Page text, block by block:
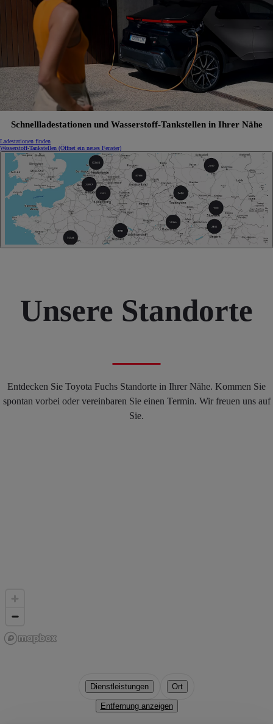
Schnellladestationen und Wasserstoff-Tankstellen in Ihrer Nähe
Ladestationen finden
Wasserstoff-Tankstellen (Öffnet ein neues Fenster)
Unsere Standorte
Entdecken Sie Toyota Fuchs Standorte in Ihrer Nähe. Kommen Sie
spontan vorbei oder vereinbaren Sie einen Termin. Wir freuen uns auf
Sie.
Dienstleistungen Ort
Entfernung anzeigen